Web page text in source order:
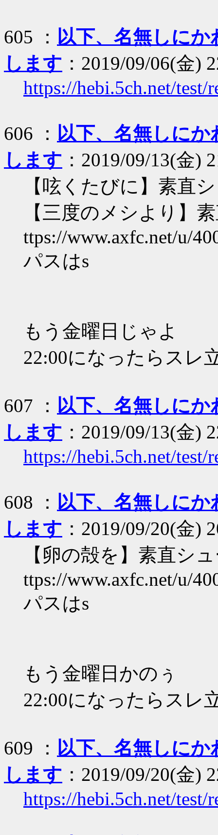
605 ： 以下、名無しに
します ：2019/09/06(金)
https://hebi.5ch.net/test/
606 ： 以下、名無しに
します ：2019/09/13(金)
【呟くたびに】素直
【三度のメシより】
ttps://www.axfc.net/u/
パスはs
もう金曜日じゃよ
22:00になったらスレ
607 ： 以下、名無しに
します ：2019/09/13(金)
https://hebi.5ch.net/test/
608 ： 以下、名無しに
します ：2019/09/20(金)
【卵の殻を】素直シ
ttps://www.axfc.net/u/
パスはs
もう金曜日かのぅ
22:00になったらスレ
609 ： 以下、名無しに
します ：2019/09/20(金)
https://hebi.5ch.net/test/